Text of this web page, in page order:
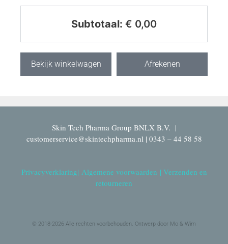
Subtotaal: € 0,00
Bekijk winkelwagen Afrekenen
Skin Tech Pharma Group BNLX B.V. |
customerservice@skintechpharma.nl | 0343 – 44 58 58
Privacyverklaring| Algemene voorwaarden | Verzenden en
retourneren
© 2018-2026 Alle rechten voorbehouden. Ontwerp door Mo & Wim